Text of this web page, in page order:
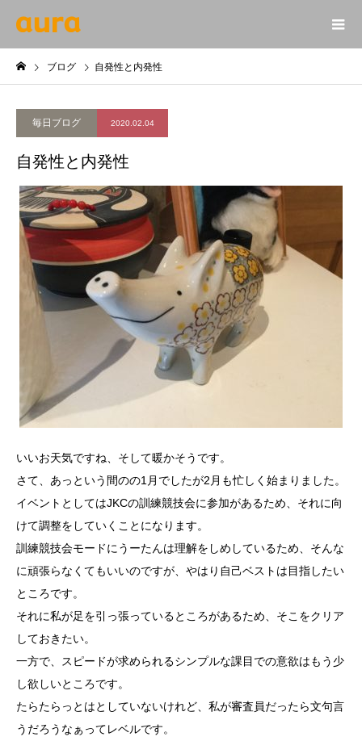
ブログ 自発性と内発性
毎日ブログ 2020.02.04
自発性と内発性
いいお天気ですね、そして暖かそうです。
さて、あっという間のの1月でしたが2月も忙しく始まりました。
イベントとしてはJKCの訓練競技会に参加があるため、それに向
けて調整をしていくことになります。
訓練競技会モードにうーたんは理解をしめしているため、そんな
に頑張らなくてもいいのですが、やはり自己ベストは目指したい
ところです。
それに私が足を引っ張っているところがあるため、そこをクリア
しておきたい。
一方で、スピードが求められるシンプルな課目での意欲はもう少
し欲しいところです。
たらたらっとはとしていないけれど、私が審査員だったら文句言
うだろうなぁってレベルです。